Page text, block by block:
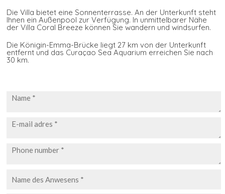
Die Villa bietet eine Sonnenterrasse. An der Unterkunft steht
Ihnen ein Außenpool zur Verfügung. In unmittelbarer Nähe
der Villa Coral Breeze können Sie wandern und windsurfen.
Die Königin-Emma-Brücke liegt 27 km von der Unterkunft
entfernt und das Curaçao Sea Aquarium erreichen Sie nach
30 km.